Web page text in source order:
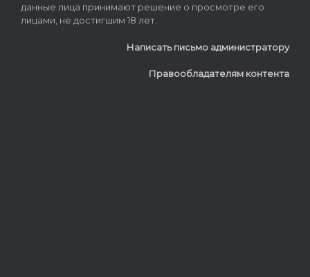
данные лица принимают решение о просмотре его
лицами, не достигшим 18 лет.
Написать письмо администратору
Правообладателям контента